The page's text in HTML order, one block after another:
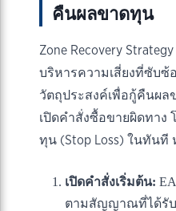
คืนผลขาดทุน
Zone Recovery
บริหารความเสี่ยงที่ซับซ้
วัตถุประสงค์เพื่อกู้คืนผล
เปิดคำสั่งซื้อขายผิดทาง
ทุน (Stop Loss) ในทันที
เปิดคำสั่งเริ่มต้น:
ตามสัญญาณที่ได้รั